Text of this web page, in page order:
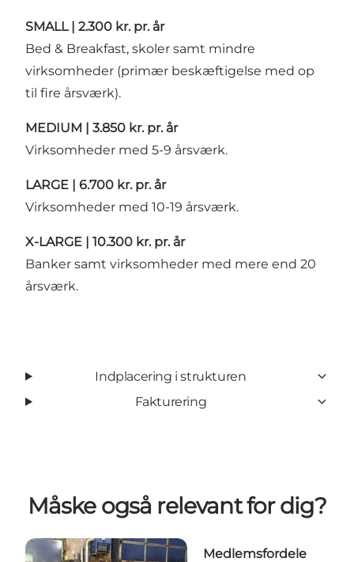
SMALL | 2.300 kr. pr. år
Bed & Breakfast, skoler samt mindre
virksomheder (primær beskæftigelse med op
til fire årsværk).
MEDIUM | 3.850 kr. pr. år
Virksomheder med 5-9 årsværk.
LARGE | 6.700 kr. pr. år
Virksomheder med 10-19 årsværk.
X-LARGE | 10.300 kr. pr. år
Banker samt virksomheder med mere end 20
årsværk.
Indplacering i strukturen
Fakturering
Måske også relevant for dig?
Medlemsfordele